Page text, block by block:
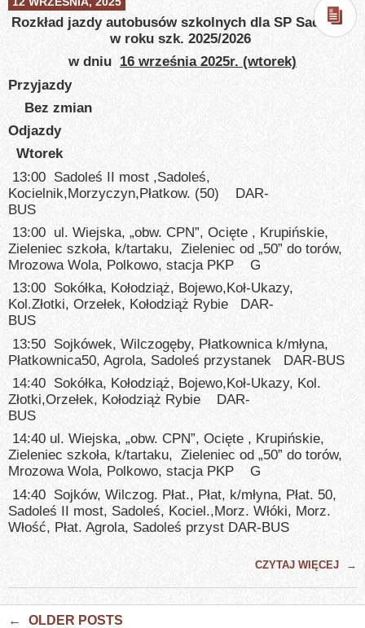
Rozkład jazdy autobusów szkolnych dla SP Sadowne
w roku szk. 2025/2026
w dniu 16 września 2025r. (wtorek)
Przyjazdy
Bez zmian
Odjazdy
Wtorek
13:00 Sadoleś II most ,Sadoleś,
Kocielnik,Morzyczyn,Płatkow. (50) DAR-
BUS
13:00 ul. Wiejska, „obw. CPN”, Ocięte , Krupińskie,
Zieleniec szkoła, k/tartaku, Zieleniec od „50” do torów,
Mrozowa Wola, Polkowo, stacja PKP G
13:00 Sokółka, Kołodziąż, Bojewo,Koł-Ukazy,
Kol.Złotki, Orzełek, Kołodziąż Rybie DAR-
BUS
13:50 Sojkówek, Wilczogęby, Płatkownica k/młyna,
Płatkownica50, Agrola, Sadoleś przystanek DAR-BUS
14:40 Sokółka, Kołodziąż, Bojewo,Koł-Ukazy, Kol.
Złotki,Orzełek, Kołodziąż Rybie DAR-
BUS
14:40 ul. Wiejska, „obw. CPN”, Ocięte , Krupińskie,
Zieleniec szkoła, k/tartaku, Zieleniec od „50” do torów,
Mrozowa Wola, Polkowo, stacja PKP G
14:40 Sojków, Wilczog. Płat., Płat, k/młyna, Płat. 50,
Sadoleś II most, Sadoleś, Kociel.,Morz. Włóki, Morz.
Włość, Płat. Agrola, Sadoleś przyst DAR-BUS
CZYTAJ WIĘCEJ →
← OLDER POSTS